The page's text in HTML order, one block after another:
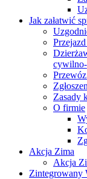
Jak załatwić
Zasady
O firmie
Akcja Zima
Akcja
Zintegrowany